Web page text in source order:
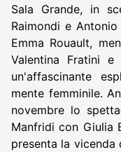
Sala Grande, in
Raimondi e
Emma Rouault,
Valentina Fratini e
un'affascinante
mente femminile.
novembre lo
Manfridi con Giulia
presenta la vicenda